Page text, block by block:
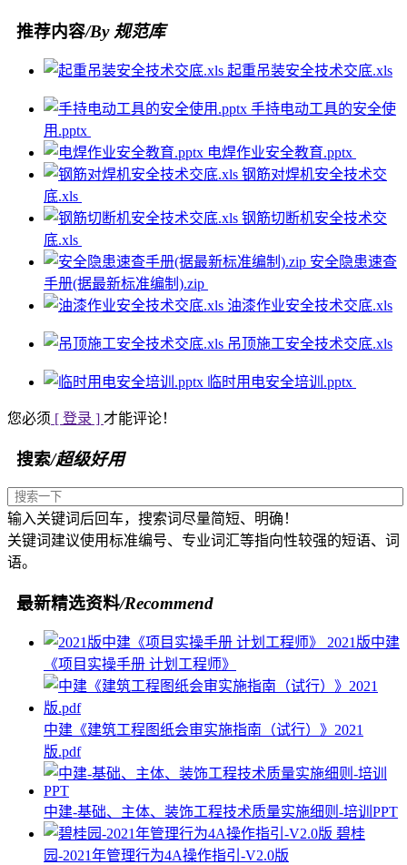
推荐内容/By 规范库
起重吊装安全技术交底.xls
手持电动工具的安全使
用.pptx
电焊作业安全教育.pptx
钢筋对焊机安全技术交
底.xls
钢筋切断机安全技术交
底.xls
安全隐患速查
手册(据最新标准编制).zip
油漆作业安全技术交底.xls
吊顶施工安全技术交底.xls
临时用电安全培训.pptx
您必须 [ 登录 ] 才能评论！
搜索/超级好用
输入关键词后回车，搜索词尽量简短、明确！
关键词建议使用标准编号、专业词汇等指向性较强的短语、词
语。
最新精选资料/Recommend
2021版中建
《项目实操手册 计划工程师》
中建《建筑工程图纸会审实施指南（试行）》2021
版.pdf
中建-基础、主体、装饰工程技术质量实施细则-培训PPT
碧桂
园-2021年管理行为4A操作指引-V2.0版